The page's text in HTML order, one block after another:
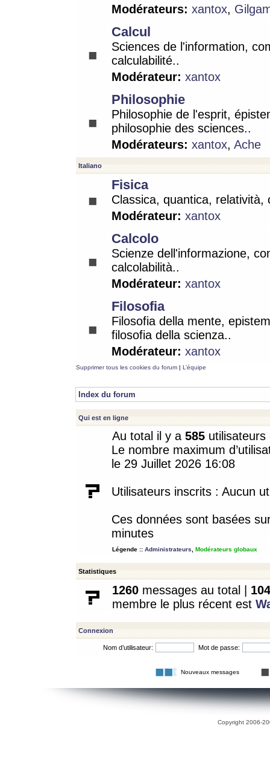
Modérateurs: xantox,
Calcul
Sciences de l'information,
calculabilité..
Modérateur: xantox
Philosophie
Philosophie de l'esprit,
philosophie des sciences..
Modérateurs: xantox, Ache
Italiano
Fisica
Classica, quantica, relatività,
Modérateur: xantox
Calcolo
Scienze dell'informazione,
calcolabilità..
Modérateur: xantox
Filosofia
Filosofia della mente,
filosofia della scienza..
Modérateur: xantox
Supprimer tous les cookies du forum | L’équipe
Index du forum
Qui est en ligne
Au total il y a 585
Le nombre maximum
le 29 Juillet 2026 16:08
Utilisateurs inscrits : Aucun
Ces données sont basées
minutes
Légende :: Administrateurs Modérateurs globaux
Statistiques
1260 messages au total | 104
membre le plus récent est
Connexion
Nom d’utilisateur: Mot de passe:
Nouveaux messages
Copyright 2006-